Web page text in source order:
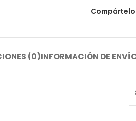
Compártelo:
(0)INFORMACIÓN DE